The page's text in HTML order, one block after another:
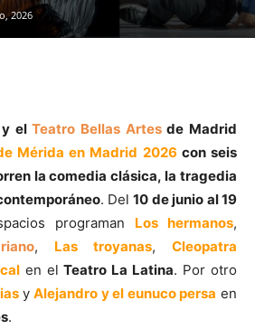
2026
y elTeatro Bellas Artesde Madrid
Mérida en Madrid 2026 con seis
la comedia clásica, la tragedia
. Del10 de junio al 19
programan Los hermanos,
, Las troyanas, Cleopatra
en elTeatro La Latina. Por otro
yAlejandro y el eunuco persa en
.